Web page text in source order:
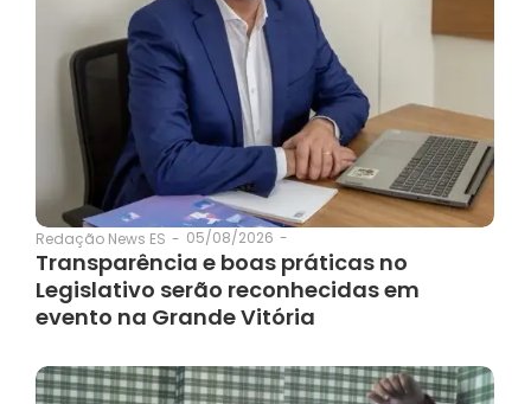
Redação News ES - 05/08/2026 -
Transparência e boas práticas no
Legislativo serão reconhecidas em
evento na Grande Vitória